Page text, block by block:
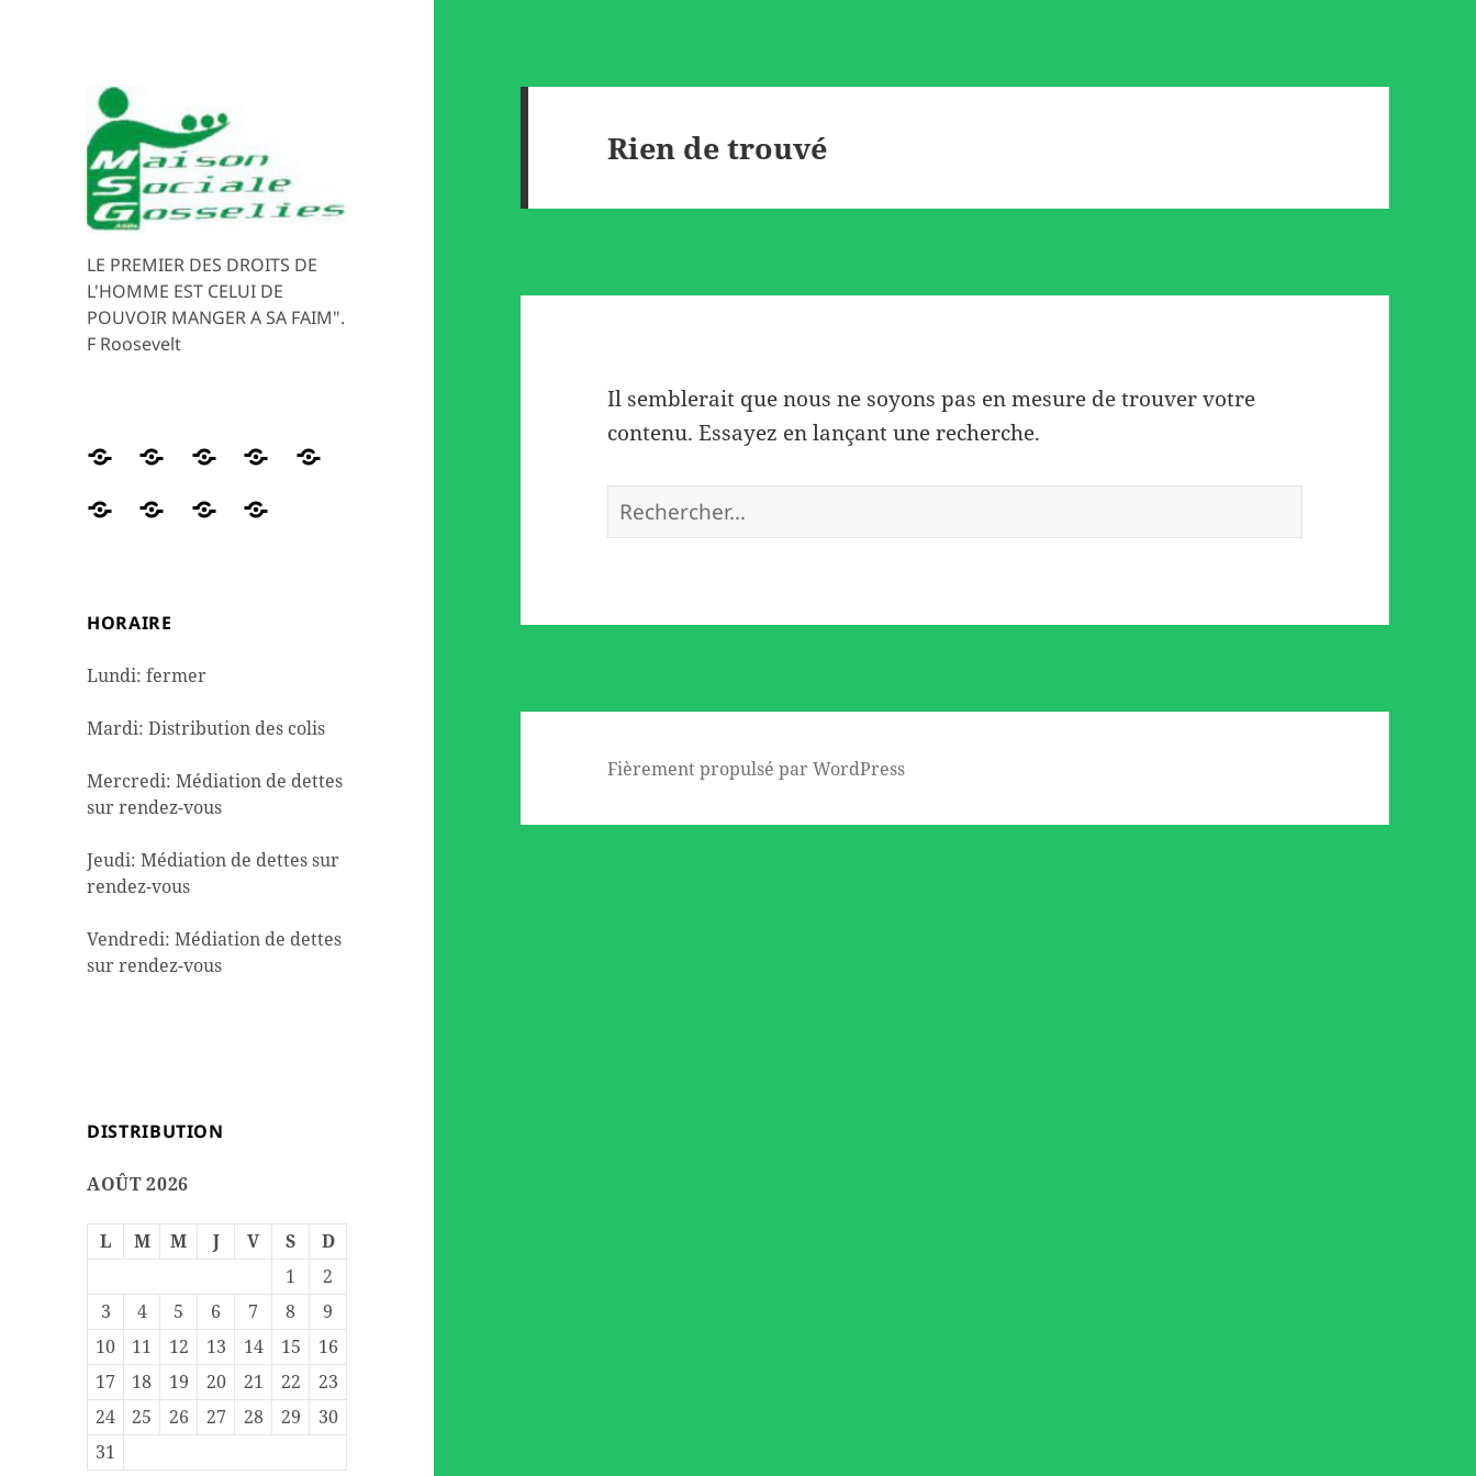
LE PREMIER DES DROITS DE
L'HOMME EST CELUI DE
POUVOIR MANGER A SA FAIM".
F Roosevelt
Distribution
colis
alimentaire
HISTORIQUE
Les
et
Magasin
seconde
MEDIATION
RéseauxORGANIGRAMME
NOUSContact
HORAIRE
Lundi: fermer
Mardi: Distribution des colis
Mercredi: Médiation de dettes
sur rendez-vous
Jeudi: Médiation de dettes sur
rendez-vous
Vendredi: Médiation de dettes
sur rendez-vous
DISTRIBUTION
AOÛT 2026
L M M J V S
D
1
2
3
4 5 6 7 8
9
10
11 12 13 14 15
16
17
18 19 20 21 22
23
24
25 26 27 28 29
30
31
Rien de trouvé
Il semblerait que nous ne soyons pas en mesure de trouver votre
contenu. Essayez en lançant une recherche.
Rechercher :
Fièrement propulsé par WordPress